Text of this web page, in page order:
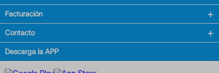
Facturación
Contacto
Descarga la APP